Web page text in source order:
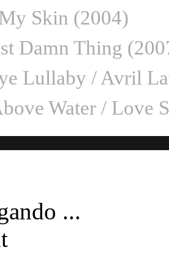
Skin (2004)
Damn Thing
Lullaby / Avril
Water / Love
...